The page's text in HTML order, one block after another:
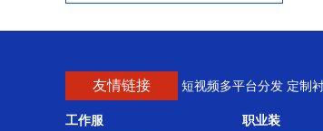
友情链接 短视频多平台分发 定制
工作服 职业装